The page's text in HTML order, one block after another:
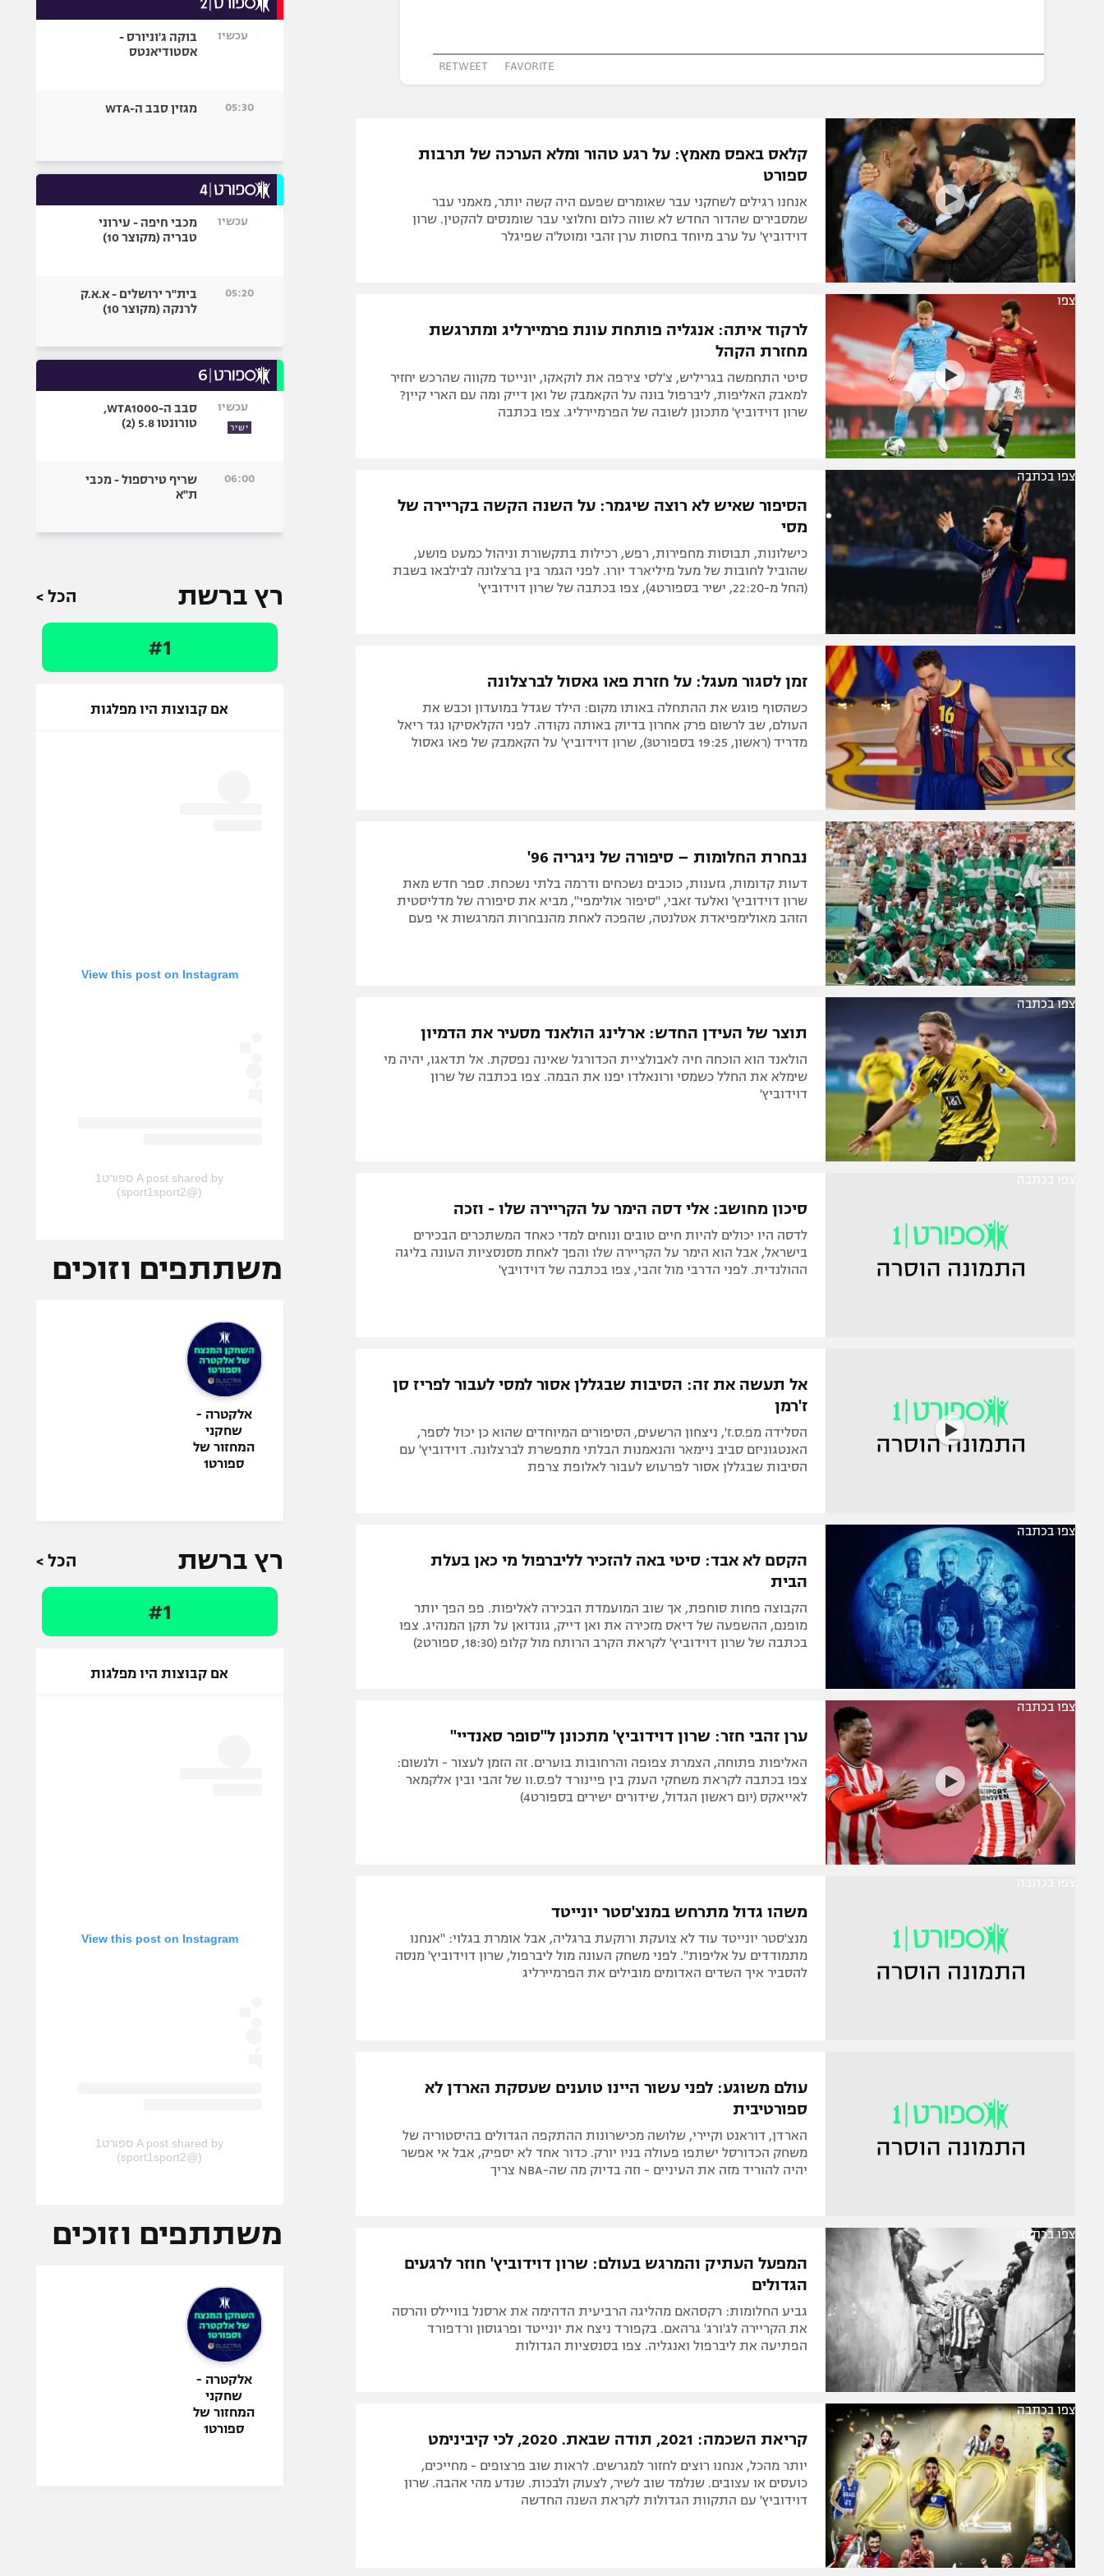
גיימינג E-Sports
תנאי שימוש
מדיניות פרטיות
תקנון פעילות ספורט 1
רשיון להקרנה פומבית לבית עסק
לוח דרושים – ג'ובנט
תגיות
המגזין
ספורט מוטורי
בייסבול MLB
גיימינג E-Sports
RETWEET FAVORITE
קלאס באפס מאמץ: על רגע טהור ומלא הערכה של תרבות
ספורט
אנחנו רגילים לשחקני עבר שאומרים שפעם היה קשה יותר, מאמני עבר
שמסבירים שהדור החדש לא שווה כלום וחלוצי עבר שומנסים להקטין. שרון
דוידוביץ' על ערב מיוחד בחסות ערן זהבי ומוטל'ה שפיגלר
צפו
לרקוד איתה: אנגליה פותחת עונת פרמיירליג ומתרגשת
מחזרת הקהל
סיטי התחמשה בגריליש, צ'לסי צירפה את לוקאקו, יונייטד מקווה שהרכש יחזיר
למאבק האליפות, ליברפול בונה על הקאמבק של ואן דייק ומה עם הארי קיין?
שרון דוידוביץ' מתכונן לשובה של הפרמיירליג. צפו בכתבה
צפו בכתבה
הסיפור שאיש לא רוצה שיגמר: על השנה הקשה בקריירה של
מסי
כישלונות, תבוסות מחפירות, רפש, רכילות בתקשורת וניהול כמעט פושע,
שהוביל לחובות של מעל מיליארד יורו. לפני הגמר בין ברצלונה לבילבאו בשבת
(החל מ-22:20, ישיר בספורט4), צפו בכתבה של שרון דוידוביץ'
זמן לסגור מעגל: על חזרת פאו גאסול לברצלונה
כשהסוף פוגש את ההתחלה באותו מקום: הילד שגדל במועדון וכבש את
העולם, שב לרשום פרק אחרון בדיוק באותה נקודה. לפני הקלאסיקו נגד ריאל
מדריד (ראשון, 19:25 בספורט3), שרון דוידוביץ' על הקאמבק של פאו גאסול
נבחרת החלומות – סיפורה של ניגריה 96'
דעות קדומות, גזענות, כוכבים נשכחים ודרמה בלתי נשכחת. ספר חדש מאת
שרון דוידוביץ' ואלעד זאבי, "סיפור אולימפי", מביא את סיפורה של מדליסטית
הזהב מאולימפיאדת אטלנטה, שהפכה לאחת מהנבחרות המרגשות אי פעם
צפו בכתבה
תוצר של העידן החדש: ארלינג הולאנד מסעיר את הדמיון
הולאנד הוא הוכחה חיה לאבולציית הכדורגל שאינה נפסקת. אל תדאגו, יהיה מי
שימלא את החלל כשמסי ורונאלדו יפנו את הבמה. צפו בכתבה של שרון
דוידוביץ'
סיכון מחושב: אלי דסה הימר על הקריירה שלו - וזכה
לדסה היו יכולים להיות חיים טובים ונוחים למדי כאחד המשתכרים הבכירים
בישראל, אבל הוא הימר על הקריירה שלו והפך לאחת מסנסציות העונה בליגה
ההולנדית. לפני הדרבי מול זהבי, צפו בכתבה של דוידויבץ'
אל תעשה את זה: הסיבות שבגללן אסור למסי לעבור לפריז סן
ז'רמן
הסלידה מפ.ס.ז', ניצחון הרשעים, הסיפורים המיוחדים שהוא כן יכול לספר,
האנטגוניזם סביב ניימאר והנאמנות הבלתי מתפשרת לברצלונה. דוידוביץ' עם
הסיבות שבגללן אסור לפרעוש לעבור לאלופת צרפת
צפו בכתבה
הקסם לא אבד: סיטי באה להזכיר לליברפול מי כאן בעלת
הבית
הקבוצה פחות סוחפת, אך שוב המועמדת הבכירה לאליפות. פפ הפך יותר
מופנם, ההשפעה של דיאס מזכירה את ואן דייק, גונדואן על תקן המנהיג. צפו
בכתבה של שרון דוידוביץ' לקראת הקרב הרותח מול קלופ (18:30, ספורט2)
צפו בכתבה
ערן זהבי חזר: שרון דוידוביץ' מתכונן ל"סופר סאנדיי"
האליפות פתוחה, הצמרת צפופה והרחובות בוערים. זה הזמן לעצור - ולנשום:
צפו בכתבה לקראת משחקי הענק בין פיינורד לפ.ס.וו של זהבי ובין אלקמאר
לאייאקס (יום ראשון הגדול, שידורים ישירים בספורט4)
משהו גדול מתרחש במנצ'סטר יונייטד
מנצ'סטר יונייטד עוד לא צועקת ורוקעת ברגליה, אבל אומרת בגלוי: "אנחנו
מתמודדים על אליפות". לפני משחק העונה מול ליברפול, שרון דוידוביץ' מנסה
להסביר איך השדים האדומים מובילים את הפרמיירליג
עולם משוגע: לפני עשור היינו טוענים שעסקת הארדן לא
ספורטיבית
הארדן, דוראנט וקיירי, שלושה מכישרונות ההתקפה הגדולים בהיסטוריה של
משחק הכדורסל ישתפו פעולה בניו יורק. כדור אחד לא יספיק, אבל אי אפשר
יהיה להוריד מזה את העיניים - וזה בדיוק מה שה-NBA צריך
צפו בכתבה
המפעל העתיק והמרגש בעולם: שרון דוידוביץ' חוזר לרגעים
הגדולים
גביע החלומות: רקסהאם מהליגה הרביעית הדהימה את ארסנל בוויילס והרסה
את הקריירה לג'ורג' גרהאם. בקפורד ניצח את יונייטד ופרגוסון ורדפורד
הפתיעה את ליברפול ואנגליה. צפו בסנסציות הגדולות
צפו בכתבה
קריאת השכמה: 2021, תודה שבאת. 2020, לכי קיבינימט
יותר מהכל, אנחנו רוצים לחזור למגרשים. לראות שוב פרצופים - מחייכים,
כועסים או עצובים. שנלמד שוב לשיר, לצעוק ולבכות. שנדע מהי אהבה. שרון
דוידוביץ' עם התקוות הגדולות לקראת השנה החדשה
עכשיו
בוקה ג'וניורס -
אסטודיאנטס
05:30 מגזין סבב ה-WTA
עכשיו
מכבי חיפה - עירוני
טבריה (מקוצר 10)
05:20
בית"ר ירושלים - א.א.ק
לרנקה (מקוצר 10)
עכשיו
ישיר
סבב ה-WTA1000,
טורונטו 5.8 (2)
06:00
שריף טירספול - מכבי
ת"א
רץ ברשת הכל >
#1
אם קבוצות היו מפלגות
View this post on Instagram
A post shared by ספורט1
(@sport1sport2)
משתתפים וזוכים
אלקטרה -
שחקני
המחזור של
ספורט1
רץ ברשת הכל >
#1
אם קבוצות היו מפלגות
View this post on Instagram
A post shared by ספורט1
(@sport1sport2)
משתתפים וזוכים
אלקטרה -
שחקני
המחזור של
ספורט1